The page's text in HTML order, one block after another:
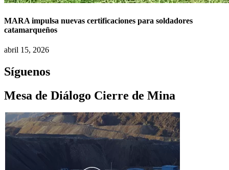
MARA impulsa nuevas certificaciones para soldadores
catamarqueños
abril 15, 2026
Síguenos
Mesa de Diálogo Cierre de Mina